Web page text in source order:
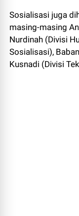
Sosialisasi juga
masing-masing
Nurdinah (Divisi
Sosialisasi),
Kusnadi (Divisi